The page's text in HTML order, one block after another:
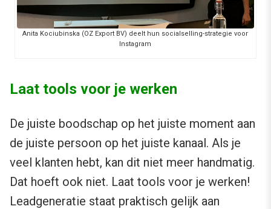
Anita Kociubinska (OZ Export BV) deelt hun socialselling-strategie voor
Instagram
Laat tools voor je werken
De juiste boodschap op het juiste moment aan
de juiste persoon op het juiste kanaal. Als je
veel klanten hebt, kan dit niet meer handmatig.
Dat hoeft ook niet. Laat tools voor je werken!
Leadgeneratie staat praktisch gelijk aan